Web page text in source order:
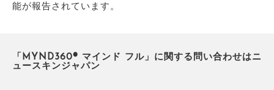
能が報告されています。
「MYND360® マインド フル」に関する問い合わせはニ
ュースキンジャパン